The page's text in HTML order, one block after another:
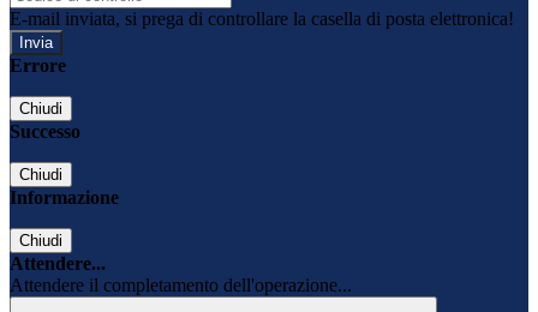
E-mail inviata, si prega di controllare la casella di posta elettronica!
Errore
Chiudi
Successo
Chiudi
Informazione
Chiudi
Attendere...
Attendere il completamento dell'operazione...